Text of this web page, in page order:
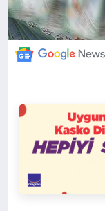
KÜNYE